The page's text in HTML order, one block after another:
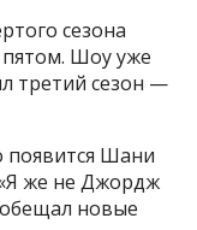
сезона
пятом. Шоу уже
третий сезон —
появится Шани
же не Джордж
новые